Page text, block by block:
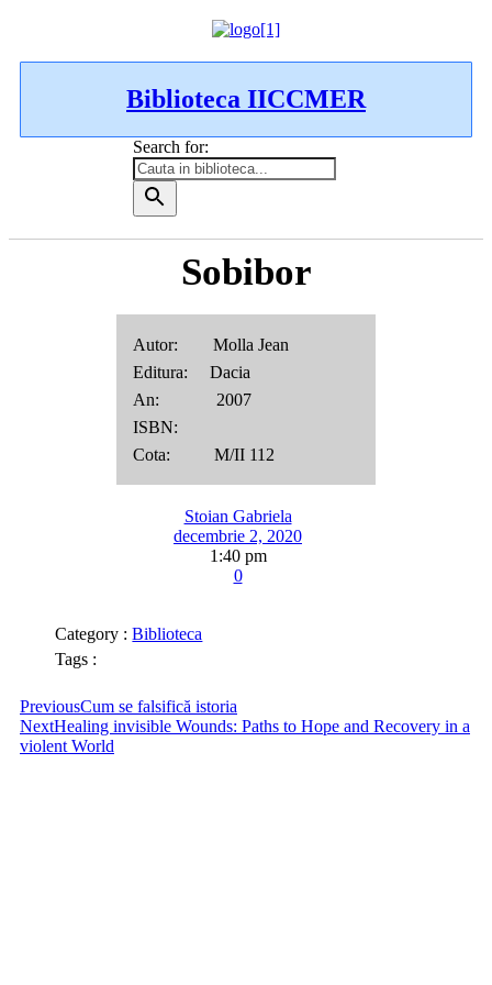
Biblioteca IICCMER
Search for:
Sobibor
Autor: Molla Jean
Editura: Dacia
An: 2007
ISBN:
Cota: M/II 112
Stoian Gabriela
decembrie 2, 2020
1:40 pm
0
Category : Biblioteca
Tags :
PreviousCum se falsifică istoria
NextHealing invisible Wounds: Paths to Hope and Recovery in a
violent World